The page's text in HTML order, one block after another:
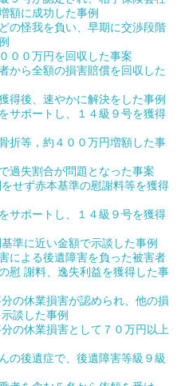
額に成功した事例
の怪我を負い、早期に交渉段階
００万円を回収した事案
から全額の損害賠償を回収した
得後、速やかに解決をした事例
サポートし、１４級９号を獲得
折等，約４００万円増額した事
過失割合が問題となった事案
をせず赤本基準の慰謝料等を獲得
サポートし、１４級９号を獲得
準に近い金額で示談した事例
による後遺障害を負った被害者
慰 謝料、逸失利益を獲得した事
の休業損害が認められ、他の損
談した事例
分の休業損害として７０万円以上
の後遺症で、後遺障害等級９級